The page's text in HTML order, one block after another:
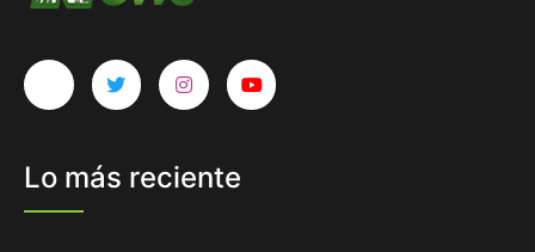
Lo más reciente